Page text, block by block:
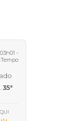
-
35°
QUI